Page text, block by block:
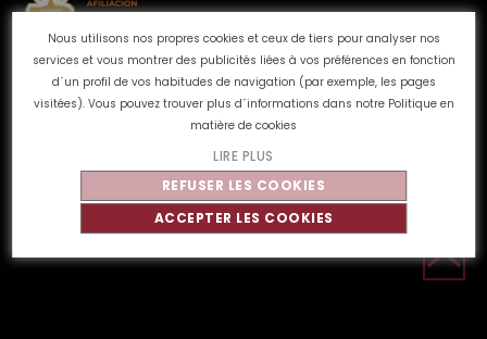
Nous utilisons nos propres cookies et ceux de tiers pour analyser nos
services et vous montrer des publicités liées à vos préférences en fonction
d´un profil de vos habitudes de navigation (par exemple, les pages
visitées). Vous pouvez trouver plus d´informations dans notre Politique en
matière de cookies
LIRE PLUS
REFUSER LES COOKIES
ACCEPTER LES COOKIES
Canal des plaintes Politique de Cookies
Politique de
confidentialité
Avis juridique
Qualité et
2026 - Tous droits réservés